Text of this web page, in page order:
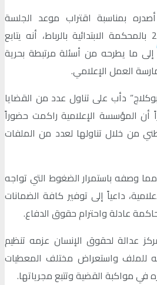
بمناسبة اقتراب موعد الجلسة
المقررة يوم 2 يونيو 2026 بالمحكمة الابتدائية بالرباط، أنه يتابع
إلى ما يطرحه من أسئلة مرتبطة بحرية
العمل الإعلامي.
دأب على تناول عدد من القضايا
أن المؤسسة الإعلامية راكمت حضوراً
من خلال تناولها لعدد من الملفات
وصفه باستمرار الضغوط التي تواجه
داعياً إلى توفير كافة الضمانات
عادلة واحترام حقوق الدفاع.
عدالة لحقوق الإنسان عزمه تنظيم
للملف واستعراض مختلف المعطيات
في مواكبة القضية وتتبع مجرياتها.